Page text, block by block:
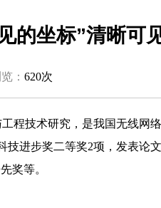
的坐标”清晰可
： 620次
程技术研究，是我国无线网
进步奖二等奖2项，发表论
奖等。